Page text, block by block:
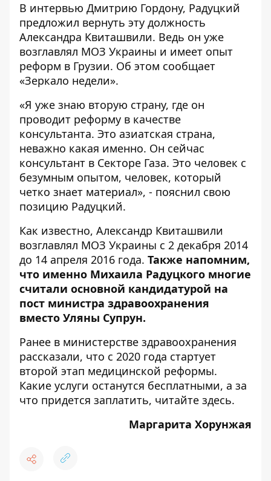
В интервью Дмитрию Гордону, Радуцкий
предложил вернуть эту должность
Александра Квиташвили. Ведь он уже
возглавлял МОЗ Украины и имеет опыт
реформ в Грузии. Об этом сообщает
«Зеркало недели».
«Я уже знаю вторую страну, где он
проводит реформу в качестве
консультанта. Это азиатская страна,
неважно какая именно. Он сейчас
консультант в Секторе Газа. Это человек с
безумным опытом, человек, который
четко знает материал», - пояснил свою
позицию Радуцкий.
Как известно, Александр Квиташвили
возглавлял МОЗ Украины с 2 декабря 2014
до 14 апреля 2016 года. Также напомним,
что именно Михаила Радуцкого многие
считали основной кандидатурой на
пост министра здравоохранения
вместо Уляны Супрун.
Ранее в министерстве здравоохранения
рассказали, что с 2020 года стартует
второй этап медицинской реформы.
Какие услуги останутся бесплатными, а за
что придется заплатить, читайте здесь.
Маргарита Хорунжая